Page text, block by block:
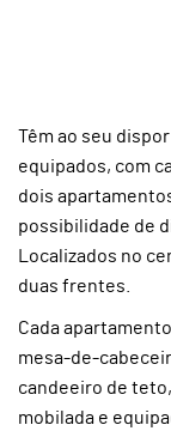
Têm ao seu
equipados, com
dois
possibilidade de
Localizados no
duas frentes.
Cada
mesa-de-
candeeiro de
mobilada e